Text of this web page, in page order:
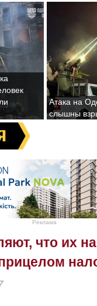
Атака на
слышны
Реклама
что их